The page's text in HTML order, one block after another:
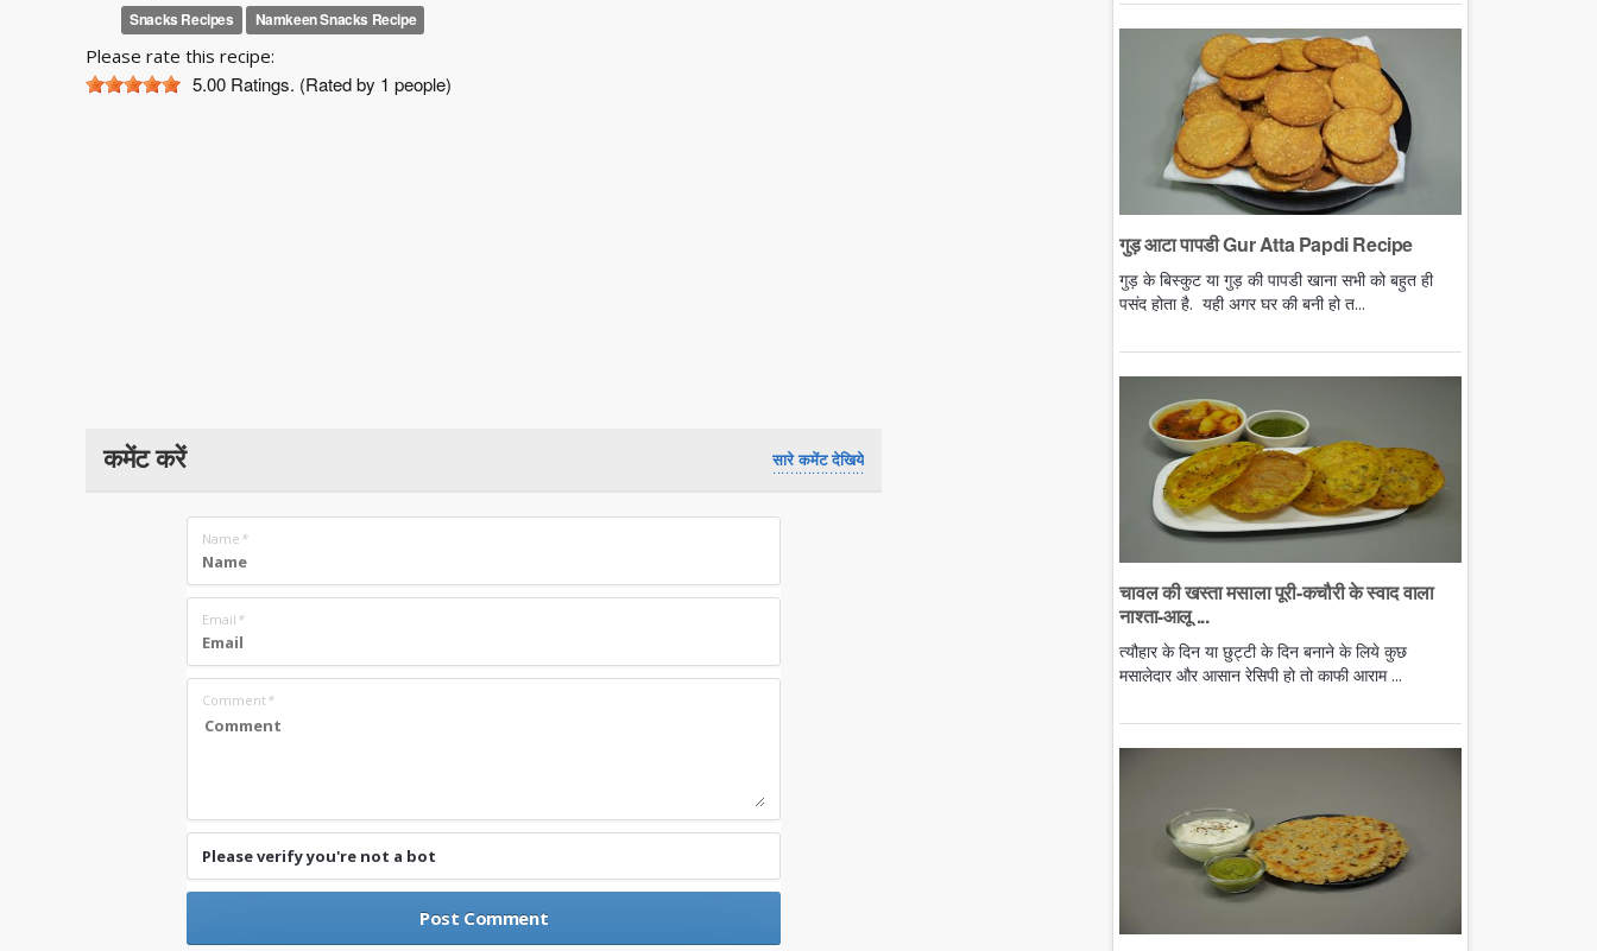
Snacks Recipes Namkeen Snacks Recipe
Please rate this recipe:
5.00 Ratings. (Rated by 1 people)
कमेंट करें सारे कमेंट देखिये
Name *
Email *
Comment*
Please verify you're not a bot
गुड़ आटा पापडी Gur Atta Papdi Recipe
गुड़ के बिस्कुट या गुड़ की पापडी खाना सभी को बहुत ही
पसंद होता है. यही अगर घर की बनी हो त...
चावल की खस्ता मसाला पूरी-कचौरी के स्वाद वाला
नाश्ता-आलू ...
त्यौहार के दिन या छुट्टी के दिन बनाने के लिये कुछ
मसालेदार और आसान रेसिपी हो तो काफी आराम ...